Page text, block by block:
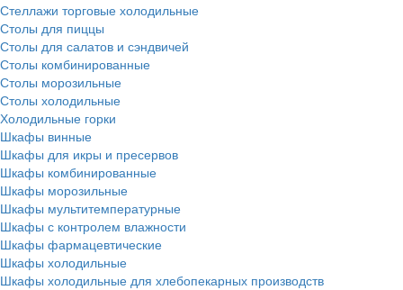
Стеллажи торговые холодильные
Столы для пиццы
Столы для салатов и сэндвичей
Столы комбинированные
Столы морозильные
Столы холодильные
Холодильные горки
Шкафы винные
Шкафы для икры и пресервов
Шкафы комбинированные
Шкафы морозильные
Шкафы мультитемпературные
Шкафы с контролем влажности
Шкафы фармацевтические
Шкафы холодильные
Шкафы холодильные для хлебопекарных производств